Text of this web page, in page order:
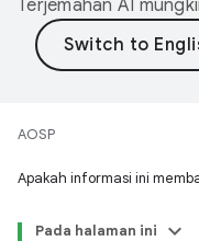
Terjemahan AI
AOSP
Apakah informasi ini
Pada halaman ini